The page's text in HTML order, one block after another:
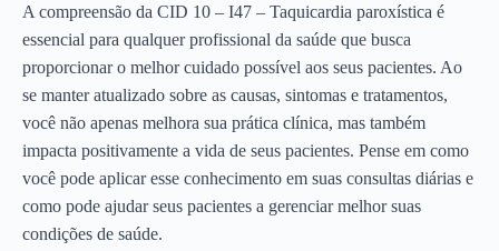
A compreensão da CID 10 – I47 – Taquicardia paroxística é
essencial para qualquer profissional da saúde que busca
proporcionar o melhor cuidado possível aos seus pacientes. Ao
se manter atualizado sobre as causas, sintomas e tratamentos,
você não apenas melhora sua prática clínica, mas também
impacta positivamente a vida de seus pacientes. Pense em como
você pode aplicar esse conhecimento em suas consultas diárias e
como pode ajudar seus pacientes a gerenciar melhor suas
condições de saúde.